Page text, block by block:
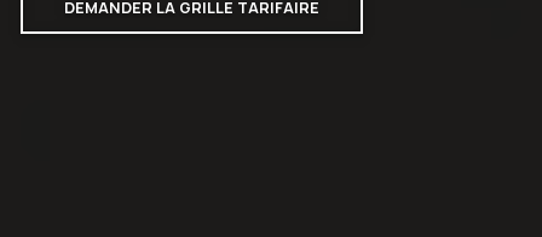
DEMANDER LA GRILLE TARIFAIRE